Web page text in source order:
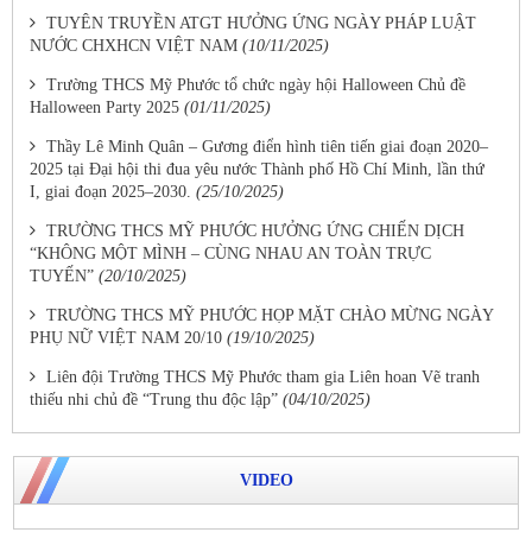
TUYÊN TRUYỀN ATGT HƯỞNG ỨNG NGÀY PHÁP LUẬT
NƯỚC CHXHCN VIỆT NAM (10/11/2025)
Trường THCS Mỹ Phước tổ chức ngày hội Halloween Chủ đề
Halloween Party 2025 (01/11/2025)
Thầy Lê Minh Quân – Gương điển hình tiên tiến giai đoạn 2020–
2025 tại Đại hội thi đua yêu nước Thành phố Hồ Chí Minh, lần thứ
I, giai đoạn 2025–2030. (25/10/2025)
TRƯỜNG THCS MỸ PHƯỚC HƯỞNG ỨNG CHIẾN DỊCH
“KHÔNG MỘT MÌNH – CÙNG NHAU AN TOÀN TRỰC
TUYẾN” (20/10/2025)
TRƯỜNG THCS MỸ PHƯỚC HỌP MẶT CHÀO MỪNG NGÀY
PHỤ NỮ VIỆT NAM 20/10 (19/10/2025)
Liên đội Trường THCS Mỹ Phước tham gia Liên hoan Vẽ tranh
thiếu nhi chủ đề “Trung thu độc lập” (04/10/2025)
VIDEO